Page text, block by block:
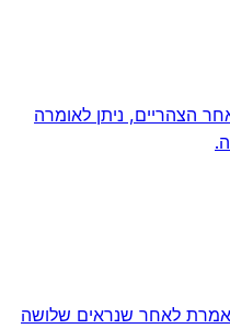
הצהריים, ניתן לאומרה
לאחר שנראים שלושה